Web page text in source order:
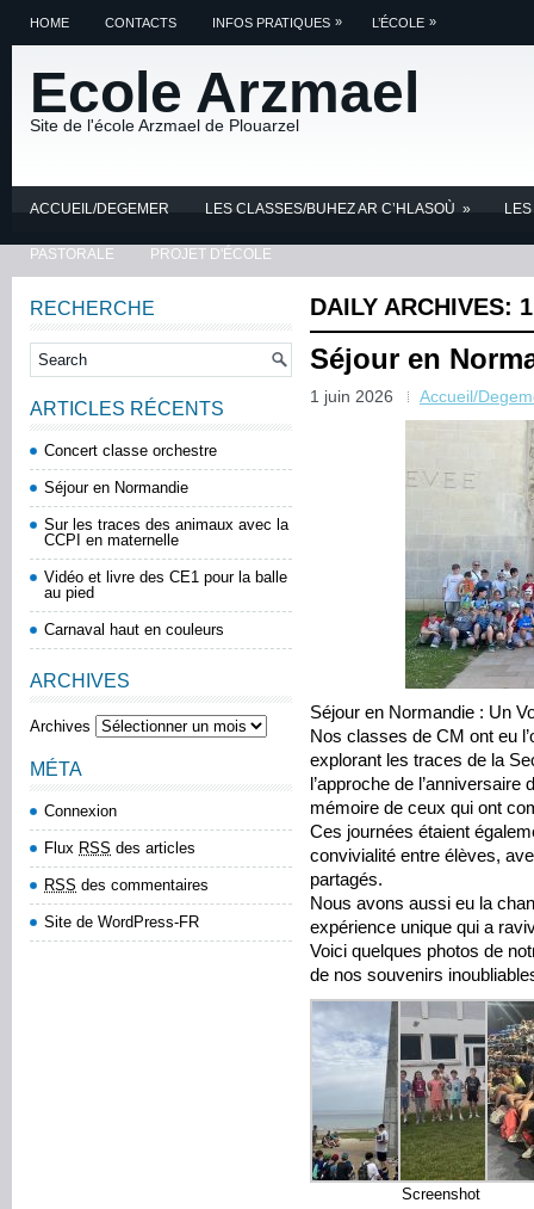
HOME CONTACTS INFOS PRATIQUES » L’ÉCOLE »
Ecole Arzmael
Site de l'école Arzmael de Plouarzel
ACCUEIL/DEGEMER LES CLASSES/BUHEZ AR C’HLASOÙ »
PASTORALE PROJET D'ÉCOLE
DAILY ARCHIVES:
Séjour en
1 juin 2026 Accueil/
Séjour en Normandie : Un
Nos classes de CM ont eu
explorant les traces de la
l’approche de
mémoire de ceux qui ont
Ces journées étaient
convivialité entre élèves,
partagés.
Nous avons aussi eu la
expérience unique qui a
Voici quelques photos de
de nos souvenirs
Screenshot
RECHERCHE
ARTICLES RÉCENTS
Concert classe orchestre
Séjour en Normandie
Sur les traces des animaux avec la
CCPI en maternelle
Vidéo et livre des CE1 pour la balle
au pied
Carnaval haut en couleurs
ARCHIVES
Archives
MÉTA
Connexion
Flux RSS des articles
RSS des commentaires
Site de WordPress-FR